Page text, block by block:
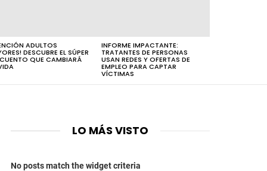
ADULTOS
DESCUBRE EL SÚPER
QUE CAMBIARÁ
INFORME IMPACTANTE:
TRATANTES DE PERSONAS
USAN REDES Y OFERTAS DE
EMPLEO PARA CAPTAR
VÍCTIMAS
LO MÁS VISTO
No posts match the widget criteria